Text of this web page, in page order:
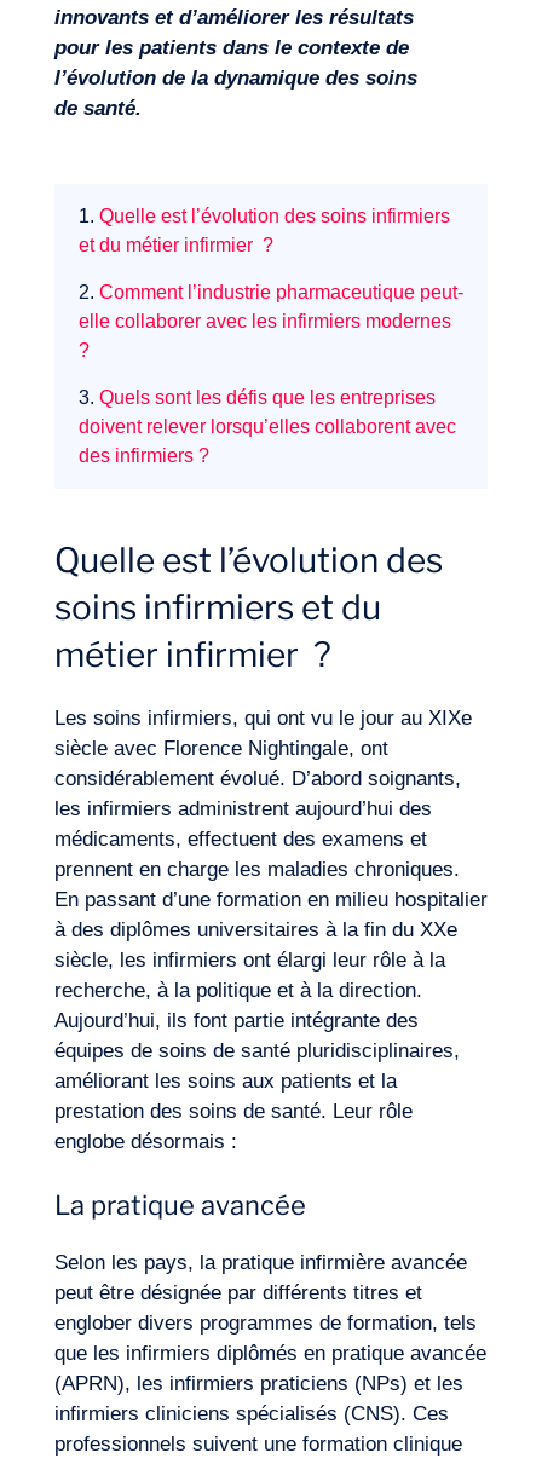
Notre aventure
innovants et d’améliorer les résultats
pour les patients dans le contexte de
l’évolution de la dynamique des soins
de santé.
1. Quelle est l’évolution des soins infirmiers
et du métier infirmier ?
2. Comment l’industrie pharmaceutique peut-
elle collaborer avec les infirmiers modernes
?
3. Quels sont les défis que les entreprises
doivent relever lorsqu’elles collaborent avec
des infirmiers ?
Quelle est l’évolution des
soins infirmiers et du
métier infirmier ?
Les soins infirmiers, qui ont vu le jour au XIXe
siècle avec Florence Nightingale, ont
considérablement évolué. D’abord soignants,
les infirmiers administrent aujourd’hui des
médicaments, effectuent des examens et
prennent en charge les maladies chroniques.
En passant d’une formation en milieu hospitalier
à des diplômes universitaires à la fin du XXe
siècle, les infirmiers ont élargi leur rôle à la
recherche, à la politique et à la direction.
Aujourd’hui, ils font partie intégrante des
équipes de soins de santé pluridisciplinaires,
améliorant les soins aux patients et la
prestation des soins de santé. Leur rôle
englobe désormais :
La pratique avancée
Selon les pays, la pratique infirmière avancée
peut être désignée par différents titres et
englober divers programmes de formation, tels
que les infirmiers diplômés en pratique avancée
(APRN), les infirmiers praticiens (NPs) et les
infirmiers cliniciens spécialisés (CNS). Ces
professionnels suivent une formation clinique